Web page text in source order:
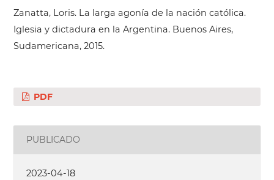
Zanatta, Loris. La larga agonía de la nación católica.
Iglesia y dictadura en la Argentina. Buenos Aires,
Sudamericana, 2015.
PDF
PUBLICADO
2023-04-18